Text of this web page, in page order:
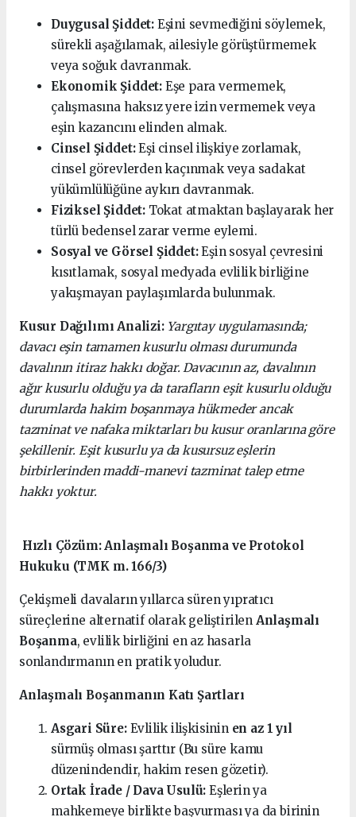
Duygusal Şiddet:Eşini sevmediğini söylemek,
sürekli aşağılamak, ailesiyle görüştürmemek
veya soğuk davranmak.
Ekonomik Şiddet:Eşe para vermemek,
çalışmasına haksız yere izin vermemek veya
eşin kazancını elinden almak.
Cinsel Şiddet:Eşi cinsel ilişkiye zorlamak,
cinsel görevlerden kaçınmak veya sadakat
yükümlülüğüne aykırı davranmak.
Fiziksel Şiddet:Tokat atmaktan başlayarak her
türlü bedensel zarar verme eylemi.
Sosyal ve Görsel Şiddet:Eşin sosyal çevresini
kısıtlamak, sosyal medyada evlilik birliğine
yakışmayan paylaşımlarda bulunmak.
Kusur Dağılımı Analizi: Yargıtay uygulamasında;
davacı eşin tamamen kusurlu olması durumunda
davalının itiraz hakkı doğar. Davacının az, davalının
ağır kusurlu olduğu ya da tarafların eşit kusurlu olduğu
durumlarda hakim boşanmaya hükmeder ancak
tazminat ve nafaka miktarları bu kusur oranlarına göre
şekillenir. Eşit kusurlu ya da kusursuz eşlerin
birbirlerinden maddi-manevi tazminat talep etme
hakkı yoktur.
Hızlı Çözüm: Anlaşmalı Boşanma ve Protokol
Hukuku (TMK m. 166/3)
Çekişmeli davaların yıllarca süren yıpratıcı
süreçlerine alternatif olarak geliştirilen Anlaşmalı
Boşanma, evlilik birliğini en az hasarla
sonlandırmanın en pratik yoludur.
Anlaşmalı Boşanmanın Katı Şartları
Asgari Süre:Evlilik ilişkisinin en az 1 yıl
sürmüş olması şarttır (Bu süre kamu
düzenindendir, hakim resen gözetir).
Ortak İrade / Dava Usulü: Eşlerin ya
mahkemeye birlikte başvurması ya da birinin